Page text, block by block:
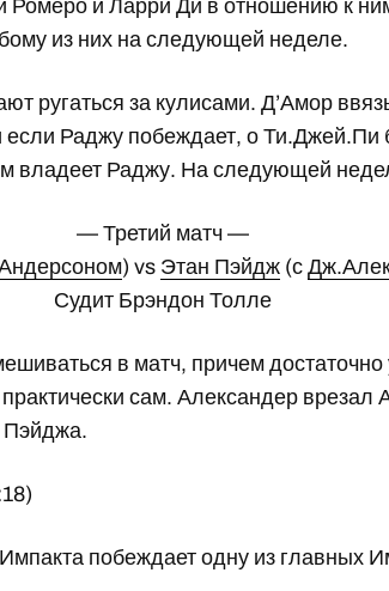
Ромеро и Ларри Ди в отношению к
из них на следующей неделе.
ругаться за кулисами. Д’Амор
если Раджу побеждает, о Ти.Джей.Пи
владеет Раджу. На следующей
— Третий матч —
) vs Этан Пэйдж(с
Судит Брэндон Толле
в матч, причем достаточно
сам. Александер врезал
Пэйджа.
побеждает одну из главных